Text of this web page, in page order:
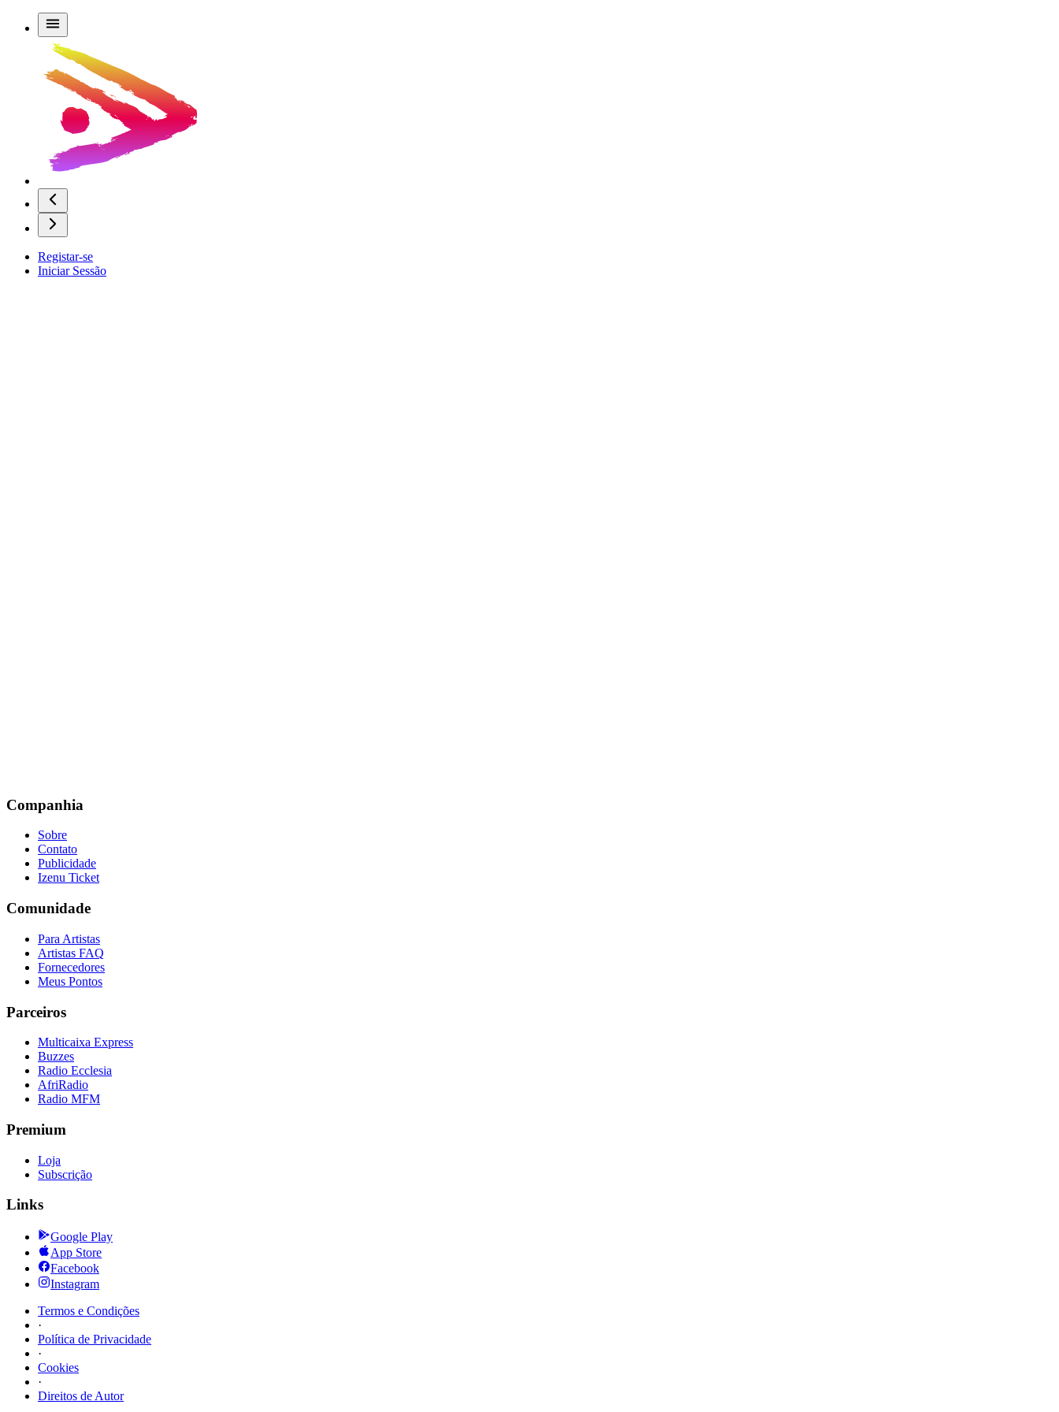
Registar-se
Iniciar Sessão
Companhia
Sobre
Contato
Publicidade
Izenu Ticket
Comunidade
Para Artistas
Artistas FAQ
Fornecedores
Meus Pontos
Parceiros
Multicaixa Express
Buzzes
Radio Ecclesia
AfriRadio
Radio MFM
Premium
Loja
Subscrição
Links
Google Play
App Store
Facebook
Instagram
Termos e Condições
·
Política de Privacidade
·
Cookies
·
Direitos de Autor